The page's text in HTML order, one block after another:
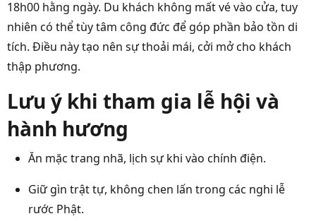
18h00 hằng ngày. Du khách không mất vé vào cửa, tuy
nhiên có thể tùy tâm công đức để góp phần bảo tồn di
tích. Điều này tạo nên sự thoải mái, cởi mở cho khách
thập phương.
Lưu ý khi tham gia lễ hội và
hành hương
Ăn mặc trang nhã, lịch sự khi vào chính điện.
Giữ gìn trật tự, không chen lấn trong các nghi lễ
rước Phật.